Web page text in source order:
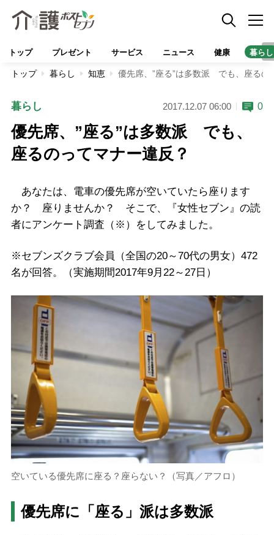
トップ プレゼント サービス ニュース 健康 暮らし
トップ 暮らし 知恵 優先席、”座る”は多数派 でも、座るの
暮らし 2017.12.07 06:00 0
優先席、”座る”は多数派 でも、
座るのってマナー違反？
あなたは、電車の優先席が空いていたら座ります
か？ 座りませんか？ そこで、『女性セブン』の読
者にアンケート調査（※）をしてみました。
※セブンズクラブ会員（全国の20～70代の男女）472
名が回答。（実施期間2017年9月22～27日）
空いている優先席に座る？座らない？（写真／アフロ）
優先席に「座る」派は多数派